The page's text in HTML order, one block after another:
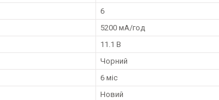
6
5200 мА/год
11.1 В
Чорний
6 міс
Новий